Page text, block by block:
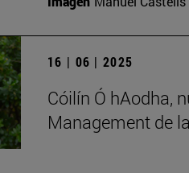
16 | 06 | 2025
Cóilín Ó hAodha,
Management de